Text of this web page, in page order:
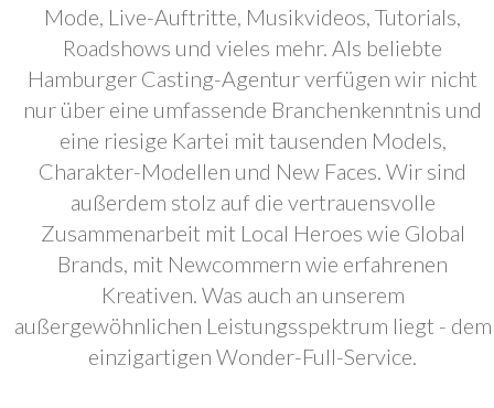
Mode, Live-Auftritte, Musikvideos, Tutorials,
Roadshows und vieles mehr. Als beliebte
Hamburger Casting-Agentur verfügen wir nicht
nur über eine umfassende Branchenkenntnis und
eine riesige Kartei mit tausenden Models,
Charakter-Modellen und New Faces. Wir sind
außerdem stolz auf die vertrauensvolle
Zusammenarbeit mit Local Heroes wie Global
Brands, mit Newcommern wie erfahrenen
Kreativen. Was auch an unserem
außergewöhnlichen Leistungsspektrum liegt - dem
einzigartigen Wonder-Full-Service.